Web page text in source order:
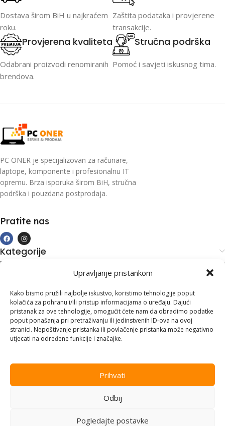
Upravljanje pristankom
Kako bismo pružili najbolje iskustvo, koristimo tehnologije poput
kolačića za pohranu i/ili pristup informacijama o uređaju. Dajući
pristanak za ove tehnologije, omogućit ćete nam da obradimo podatke
poput ponašanja pri pretraživanju ili jedinstvenih ID-ova na ovoj
stranici. Nepoštivanje pristanka ili povlačenje pristanka može negativno
utjecati na određene funkcije i značajke.
Prihvati
Odbij
Pogledajte postavke
Dostava širom BiH u najkraćem
roku.
Zaštita podataka i provjerene
transakcije.
Provjerena kvaliteta
Odabrani proizvodi renomiranih
brendova.
Stručna podrška
Pomoć i savjeti iskusnog tima.
PC ONER je specijalizovan za računare,
laptope, komponente i profesionalnu IT
opremu. Brza isporuka širom BiH, stručna
podrška i pouzdana postprodaja.
Pratite nas
Kategorije
Kupovina i podrška
Kontakt informacije
Branilaca Bosne, 75 300 Lukavac
+387 35 555 999
info@pconer.ba
Vision.